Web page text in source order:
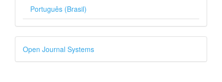
Português (Brasil)
Desenvolvido
por
Open Journal Systems